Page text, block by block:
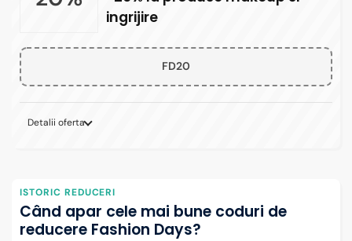
ingrijire
FD20
Detalii oferta
ISTORIC REDUCERI
Când apar cele mai bune coduri de
reducere Fashion Days?